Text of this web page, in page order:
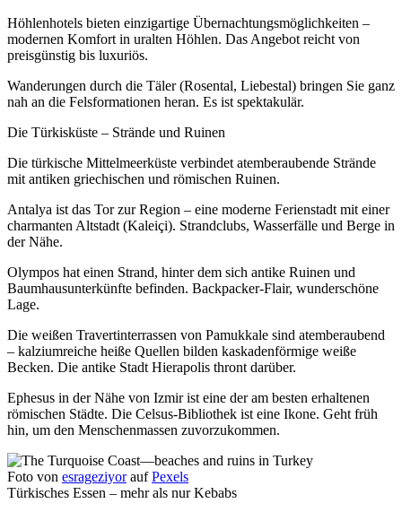
Höhlenhotels bieten einzigartige Übernachtungsmöglichkeiten –
modernen Komfort in uralten Höhlen. Das Angebot reicht von
preisgünstig bis luxuriös.
Wanderungen durch die Täler (Rosental, Liebestal) bringen Sie ganz
nah an die Felsformationen heran. Es ist spektakulär.
Die Türkisküste – Strände und Ruinen
Die türkische Mittelmeerküste verbindet atemberaubende Strände
mit antiken griechischen und römischen Ruinen.
Antalya ist das Tor zur Region – eine moderne Ferienstadt mit einer
charmanten Altstadt (Kaleiçi). Strandclubs, Wasserfälle und Berge in
der Nähe.
Olympos hat einen Strand, hinter dem sich antike Ruinen und
Baumhausunterkünfte befinden. Backpacker-Flair, wunderschöne
Lage.
Die weißen Travertinterrassen von Pamukkale sind atemberaubend
– kalziumreiche heiße Quellen bilden kaskadenförmige weiße
Becken. Die antike Stadt Hierapolis thront darüber.
Ephesus in der Nähe von Izmir ist eine der am besten erhaltenen
römischen Städte. Die Celsus-Bibliothek ist eine Ikone. Geht früh
hin, um den Menschenmassen zuvorzukommen.
Foto von esrageziyoraufPexels
Türkisches Essen – mehr als nur Kebabs